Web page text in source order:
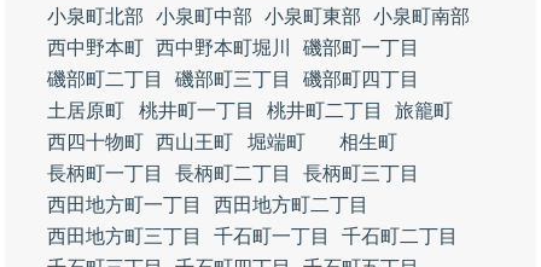
小泉町北部
小泉町中部 小泉町東部
小泉町南部
西中野本町 西中野本町堀川
磯部町一丁目
磯部町二丁目
磯部町三丁目
磯部町四丁目
土居原町
桃井町一丁目 桃井町二丁目
旅籠町
西四十物町 西山王町 堀端町
相生町
長柄町一丁目
長柄町二丁目
長柄町三丁目
西田地方町一丁目
西田地方町二丁目
西田地方町三丁目
千石町一丁目
千石町二丁目